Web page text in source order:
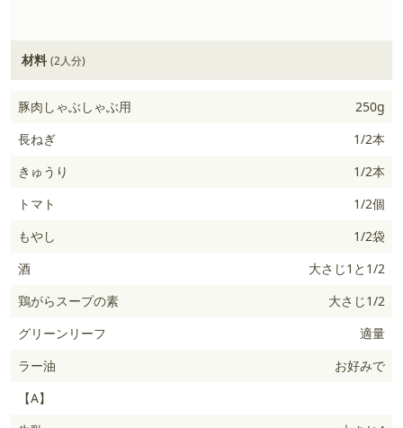
材料 (2人分)
豚肉しゃぶしゃぶ用
250g
長ねぎ
1/2本
きゅうり
1/2本
トマト
1/2個
もやし
1/2袋
酒
大さじ1と1/2
鶏がらスープの素
大さじ1/2
グリーンリーフ
適量
ラー油
お好みで
【A】